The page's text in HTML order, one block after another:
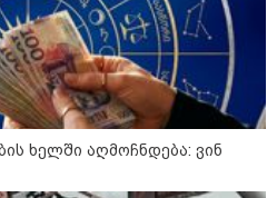
/ 09-08-2026
ხარკოვს და ოდესას
არიან დაღუპულები
დაშავებულები - რა
ავრცელებს
მერი?
ხელში აღმოჩნდება: ვინ